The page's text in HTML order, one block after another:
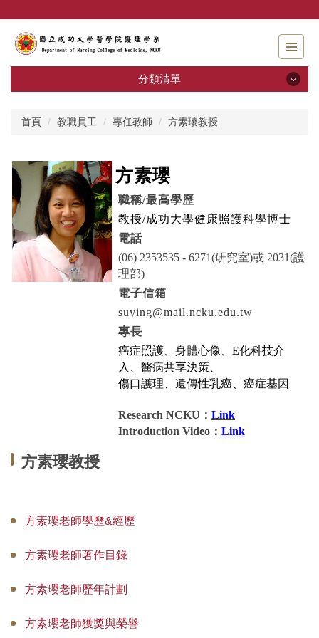
主
內
分類清單
系所介紹
教職員工
學士班
碩士班
教室借用(限學系IP)
首頁 教職員工 專任教師 方素瓔教授
方素瓔
職稱/最高學歷
教授/成功大學健康照護科學博士
電話
(06) 2353535 - 6271(研究室)或 2031(護
理部)
電子信箱
suying@mail.ncku.edu.tw
專長
癌症照護、身體心像、 E化科技介
入、醫病共享決策、
傷口護理、遺傳性乳癌、癌症基因
Research NCKU ： Link
Introduction Video： Link
方素瓔教授
方素瓔老師學歷&經歷
方素瓔老師著作目錄
方素瓔老師歷年計劃
方素瓔老師獲獎與榮譽